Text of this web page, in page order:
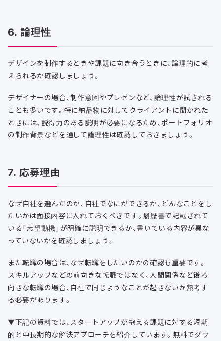
6. 論理性
デザインを制作するときや課題に向き合うときに、論理的に考
えられるか確認しましょう。
デザイナーの場合、制作意図やプレゼンなど、論理性が試される
ことも多いです。特に納品物に対してクライアントに聞かれた
ときには、説得力のある説明が必要になるため、ポートフォリオ
の制作背景などを通して論理性は確認しておきましょう。
7. 応募理由
なぜ自社を選んだのか、自社でなにができるか、どんなことをし
たいかは面接内容に入れておくべきです。履歴書で記載されて
いる「志望動機」が明確に説明できるか、書いている内容が異な
っていないかを確認しましょう。
また転職の場合は、なぜ転職をしたいのかの確認も重要です。
スキルアップなどの前向きな転職ではなく、人間関係など後ろ
向きな転職の場合、自社で同じようなことが起きないか熟考す
る必要があります。
▼下記の資料では、スタートアップが抱える課題に対する短期
的と中長期的な解決アプローチを紹介しています。無料でダウ